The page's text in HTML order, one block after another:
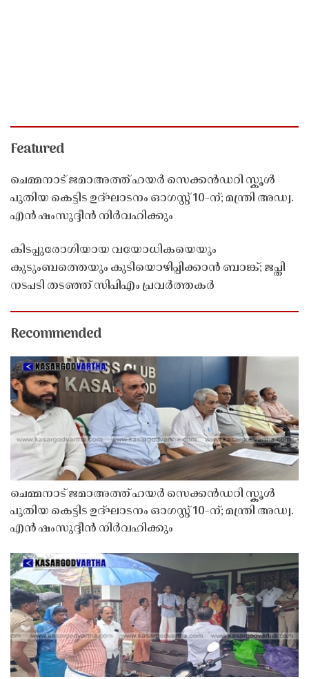
Featured
ചെമ്മനാട് ജമാഅത്ത് ഹയർ സെക്കൻഡറി സ്കൂൾ
പുതിയ കെട്ടിട ഉദ്ഘാടനം ഓഗസ്റ്റ് 10-ന്; മന്ത്രി അഡ്വ.
എൻ ഷംസുദ്ദീൻ നിർവഹിക്കും
കിടപ്പുരോഗിയായ വയോധികയെയും
കുടുംബത്തെയും കുടിയൊഴിപ്പിക്കാൻ ബാങ്ക്; ജപ്തി
നടപടി തടഞ്ഞ് സിപിഎം പ്രവർത്തകർ
Recommended
ചെമ്മനാട് ജമാഅത്ത് ഹയർ സെക്കൻഡറി സ്കൂൾ
പുതിയ കെട്ടിട ഉദ്ഘാടനം ഓഗസ്റ്റ് 10-ന്; മന്ത്രി അഡ്വ.
എൻ ഷംസുദ്ദീൻ നിർവഹിക്കും